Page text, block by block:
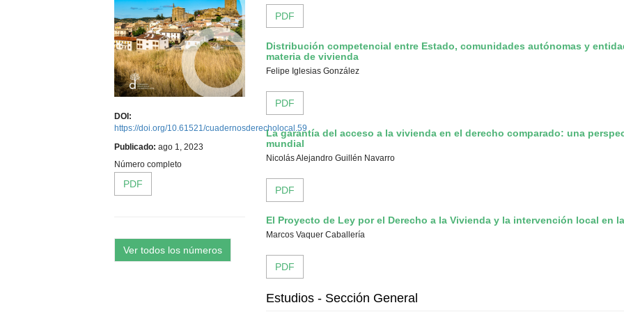
DOI:
https://doi.org/10.61521/cuadernosderecholocal.59
Publicado:ago 1, 2023
Número completo
PDF
Ver todos los números
PDF
Distribución competencial entre Estado, comunidades autónomas y
materia de vivienda
Felipe Iglesias González
PDF
La garantía del acceso a la vivienda en el derecho comparado: una
mundial
Nicolás Alejandro Guillén Navarro
PDF
El Proyecto de Ley por el Derecho a la Vivienda y la intervención local en
Marcos Vaquer Caballería
PDF
Estudios - Sección General